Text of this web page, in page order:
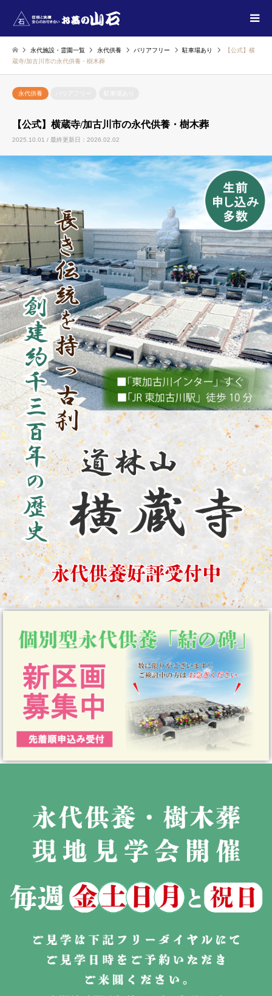
永代施設・霊園一覧 永代供養 バリアフリー 駐車場あり
【公式】横
蔵寺/加古川市の永代供養・樹木葬
永代供養
【公式】横蔵寺/加古川市の永代供養・樹木葬
2025.10.01 / 最終更新日：2026.02.02